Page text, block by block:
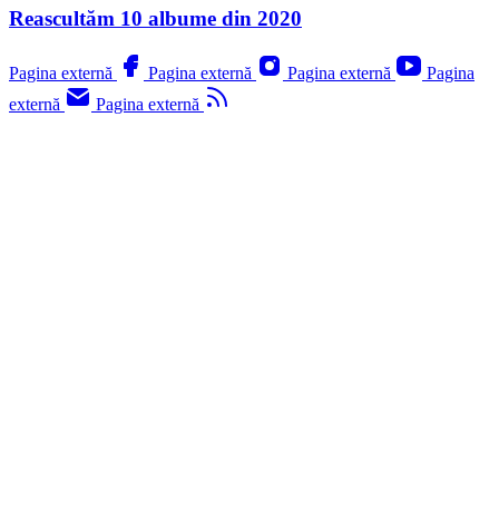
Reascultăm 10 albume din 2020
Pagina externă Pagina externă Pagina externă
Pagina
externă
Pagina externă